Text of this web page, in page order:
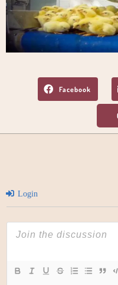
Facebook
Login